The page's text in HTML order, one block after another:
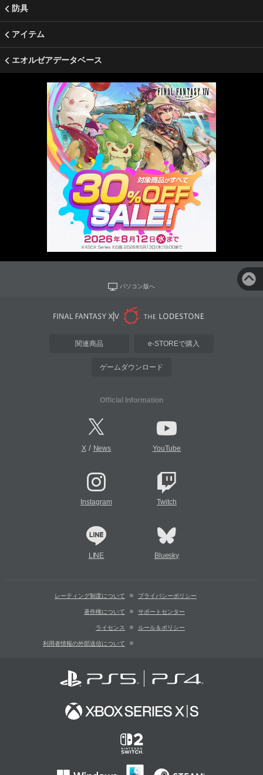
防具
アイテム
エオルゼアデータベース
パソコン版へ
関連商品 e-STOREで購入
ゲームダウンロード
Official Information
X/ News YouTube
Instagram Twitch
LINE Bluesky
レーティング制度について プライバシーポリシー
著作権について サポートセンター
ライセンス ルール＆ポリシー
利用者情報の外部送信について